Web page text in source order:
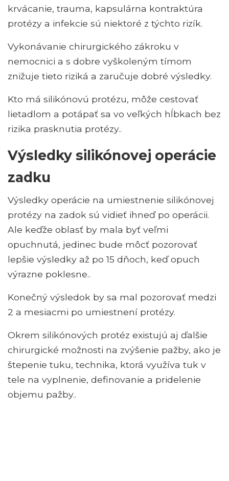
krvácanie, trauma, kapsulárna kontraktúra
protézy a infekcie sú niektoré z týchto rizík.
Vykonávanie chirurgického zákroku v
nemocnici a s dobre vyškoleným tímom
znižuje tieto riziká a zaručuje dobré výsledky.
Kto má silikónovú protézu, môže cestovať
lietadlom a potápať sa vo veľkých hĺbkach bez
rizika prasknutia protézy..
Výsledky silikónovej operácie
zadku
Výsledky operácie na umiestnenie silikónovej
protézy na zadok sú vidieť ihneď po operácii.
Ale keďže oblasť by mala byť veľmi
opuchnutá, jedinec bude môcť pozorovať
lepšie výsledky až po 15 dňoch, keď opuch
výrazne poklesne..
Konečný výsledok by sa mal pozorovať medzi
2 a mesiacmi po umiestnení protézy.
Okrem silikónových protéz existujú aj ďalšie
chirurgické možnosti na zvýšenie pažby, ako je
štepenie tuku, technika, ktorá využíva tuk v
tele na vyplnenie, definovanie a pridelenie
objemu pažby..